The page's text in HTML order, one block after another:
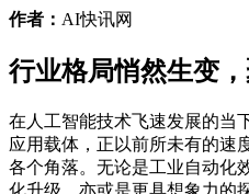
作者： AI快讯网
行业格局悄然生变
在人工智能技术飞速发展的当
应用载体，正以前所未有的速
各个角落。无论是工业自动化
化升级，亦或是更具想象力的